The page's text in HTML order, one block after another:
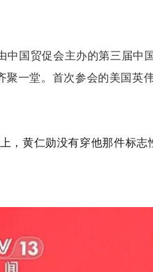
中国贸促会主办的第三届
聚一堂。首次参会的美国英
，黄仁勋没有穿他那件标